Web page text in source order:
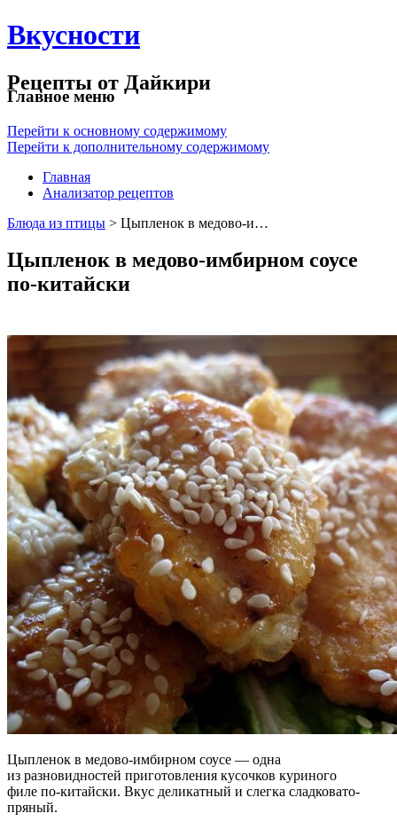
Вкусности
Рецепты от Дайкири
Главное меню
Перейти к основному содержимому
Перейти к дополнительному содержимому
Главная
Анализатор рецептов
Блюда из птицы > Цыпленок в медово-и…
Цыпленок в медово-имбирном соусе
по-китайски
Цыпленок в медово-имбирном соусе — одна
из разновидностей приготовления кусочков куриного
филе по-китайски. Вкус деликатный и слегка сладковато-
пряный.